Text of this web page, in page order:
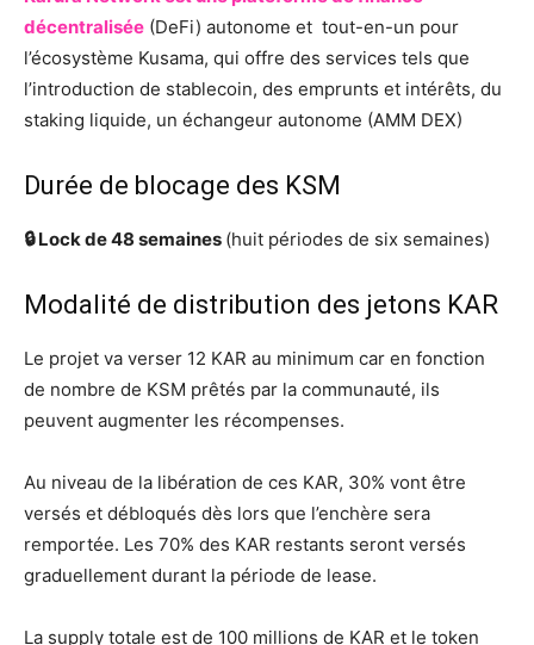
décentralisée (DeFi) autonome et tout-en-un pour
l’écosystème Kusama, qui offre des services tels que
l’introduction de stablecoin, des emprunts et intérêts, du
staking liquide, un échangeur autonome (AMM DEX)
Durée de blocage des KSM
🔒 Lock de 48 semaines (huit périodes de six semaines)
Modalité de distribution des jetons KAR
Le projet va verser 12 KAR au minimum car en fonction
de nombre de KSM prêtés par la communauté, ils
peuvent augmenter les récompenses.
Au niveau de la libération de ces KAR, 30% vont être
versés et débloqués dès lors que l’enchère sera
remportée. Les 70% des KAR restants seront versés
graduellement durant la période de lease.
La supply totale est de 100 millions de KAR et le token